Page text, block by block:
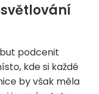
podcenit
kde si každé
by však měla